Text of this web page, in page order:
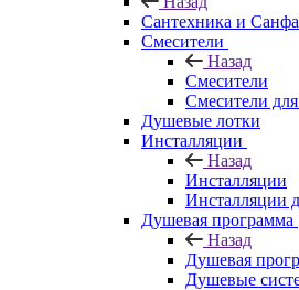
Сантехника и
Смесители
Назад
Смесители
Смесители
Душевые лотки
Инсталляции
Назад
Инсталляции
Инсталляции
Душевая программа
Назад
Душевая
Душевые